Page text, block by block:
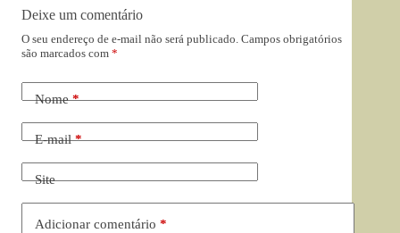
Deixe um comentário
O seu endereço de e-mail não será publicado. Campos obrigatórios
são marcados com *
Nome*
E-mail*
Site
Adicionar comentário *